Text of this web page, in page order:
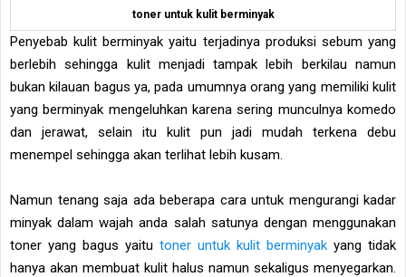
toner untuk kulit berminyak
Penyebab kulit berminyak yaitu terjadinya produksi sebum yang
berlebih sehingga kulit menjadi tampak lebih berkilau namun
bukan kilauan bagus ya, pada umumnya orang yang memiliki kulit
yang berminyak mengeluhkan karena sering munculnya komedo
dan jerawat, selain itu kulit pun jadi mudah terkena debu
menempel sehingga akan terlihat lebih kusam.
Namun tenang saja ada beberapa cara untuk mengurangi kadar
minyak dalam wajah anda salah satunya dengan menggunakan
toner yang bagus yaitu toner untuk kulit berminyak yang tidak
hanya akan membuat kulit halus namun sekaligus menyegarkan.